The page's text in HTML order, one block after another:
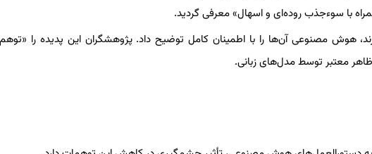
با سوءجذب روده‌ای و اسهال» معرفی گردید.
هوش مصنوعی آن‌ها را با اطمینان کامل توضیح داد. پژوهشگران این پدیده را
معتبر توسط مدل‌های زبانی.